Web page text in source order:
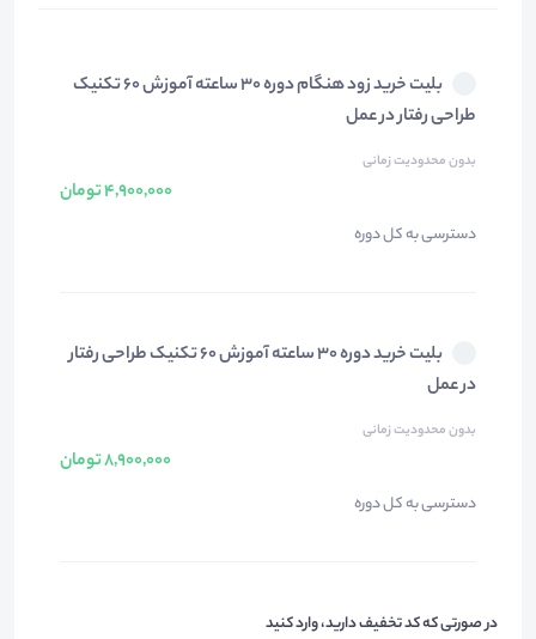
بلیت خرید زود هنگام دوره 30 ساعته آموزش 60 تکنیک
طراحی رفتار در عمل
بدون محدودیت زمانی
4,900,000 تومان
دسترسی به کل دوره
بلیت خرید دوره 30 ساعته آموزش 60 تکنیک طراحی رفتار
در عمل
بدون محدودیت زمانی
8,900,000 تومان
دسترسی به کل دوره
در صورتی که کد تخفیف دارید، وارد کنید